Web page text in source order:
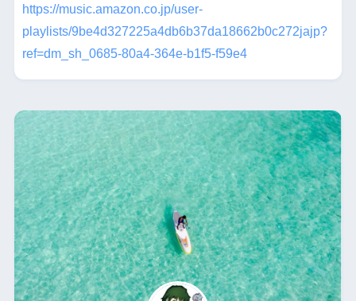
https://music.amazon.co.jp/user-
playlists/9be4d327225a4db6b37da18662b0c272jajp?
ref=dm_sh_0685-80a4-364e-b1f5-f59e4